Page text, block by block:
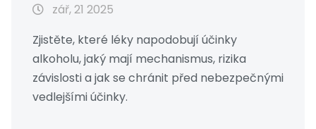
zář, 21 2025
Zjistěte, které léky napodobují účinky
alkoholu, jaký mají mechanismus, rizika
závislosti a jak se chránit před nebezpečnými
vedlejšími účinky.